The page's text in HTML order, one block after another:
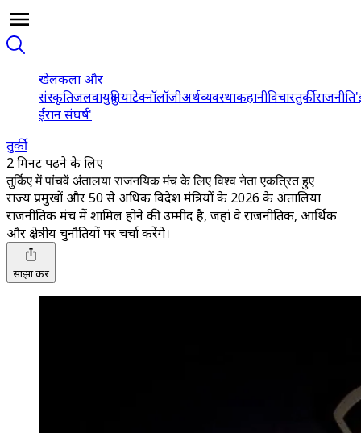
खेलकला और
संस्कृतिजलवायुदुनियाटेक्नॉलॉजीअर्थव्यवस्थाकहानीविचारतुर्कीराजनीति
ईरान संघर्ष'
तुर्की
2 मिनट पढ़ने के लिए
तुर्किए में पांचवें अंतालया राजनयिक मंच के लिए विश्व नेता एकत्रित हुए
राज्य प्रमुखों और 50 से अधिक विदेश मंत्रियों के 2026 के अंतालिया
राजनीतिक मंच में शामिल होने की उम्मीद है, जहां वे राजनीतिक, आर्थिक
और क्षेत्रीय चुनौतियों पर चर्चा करेंगे।
साझा करें